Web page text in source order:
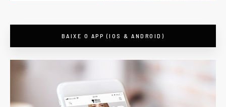
BAIXE O APP (IOS & ANDROID)